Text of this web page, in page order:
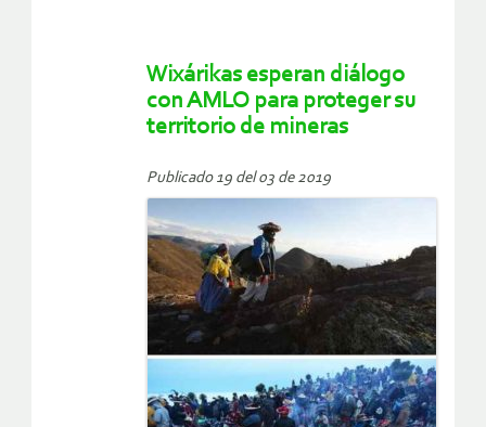
Wixárikas esperan diálogo
con AMLO para proteger su
territorio de mineras
Publicado 19 del 03 de 2019